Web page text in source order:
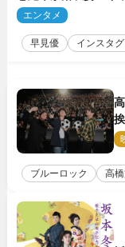
ます」
エンタメ
早見優 インスタ
ブルーロック 高